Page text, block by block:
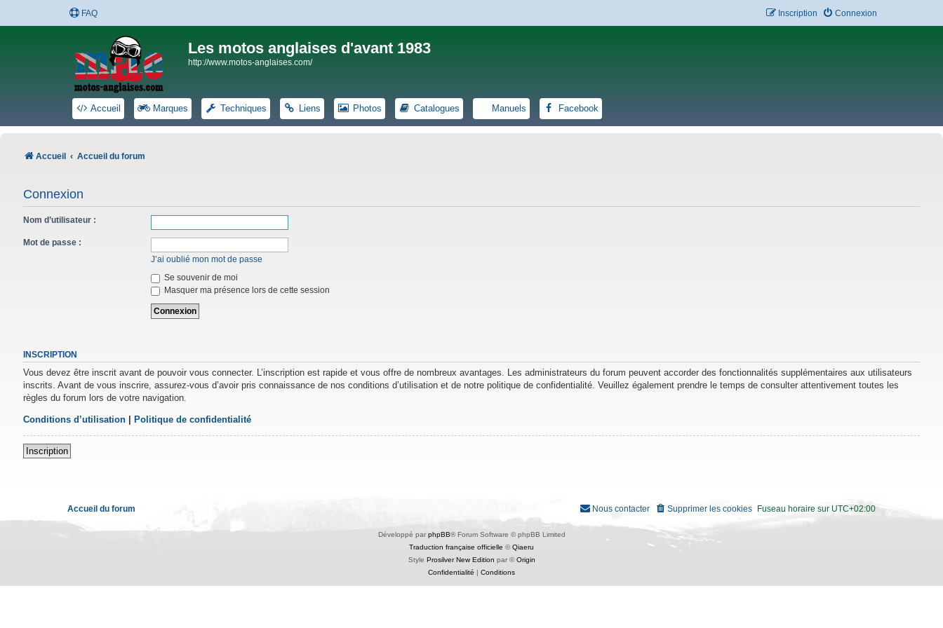
FAQ Connexion
Inscription
Les motos anglaises d'avant 1983
http://www.motos-anglaises.com/
Accueil Marques Techniques Liens Photos Catalogues Manuels Facebook
Accueil Accueil du forum
Connexion
Nom d’utilisateur :
Mot de passe :
J’ai oublié mon mot de passe
Se souvenir de moi
Masquer ma présence lors de cette session
INSCRIPTION
Vous devez être inscrit avant de pouvoir vous connecter. L’inscription est rapide et vous offre de nombreux avantages. Les administrateurs du forum peuvent accorder des fonctionnalités supplémentaires aux utilisateurs
inscrits. Avant de vous inscrire, assurez-vous d’avoir pris connaissance de nos conditions d’utilisation et de notre politique de confidentialité. Veuillez également prendre le temps de consulter attentivement toutes les
règles du forum lors de votre navigation.
Conditions d’utilisation Politique de confidentialité
Inscription
Accueil du forum Fuseau horaire sur UTC+02:00
Supprimer les cookies
Nous contacter
Développé par phpBB® Forum Software © phpBB Limited
Traduction française officielle ©Qiaeru
Style Prosilver New Edition par ©Origin
Confidentialité
Conditions